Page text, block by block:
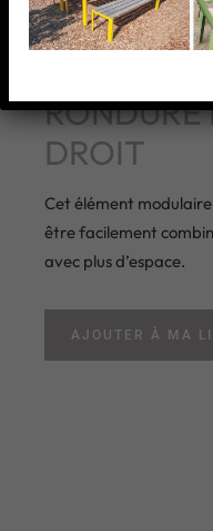
DROIT
Cet élément
être facilement
avec plus d’espace.
AJOUTER À MA